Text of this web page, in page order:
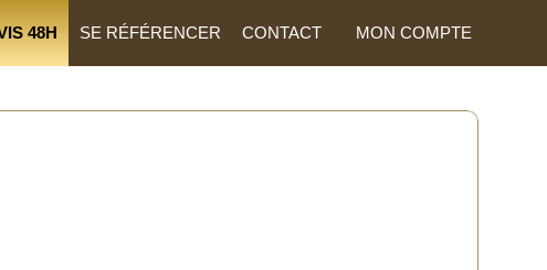
48H SE RÉFÉRENCER CONTACT MON COMPTE